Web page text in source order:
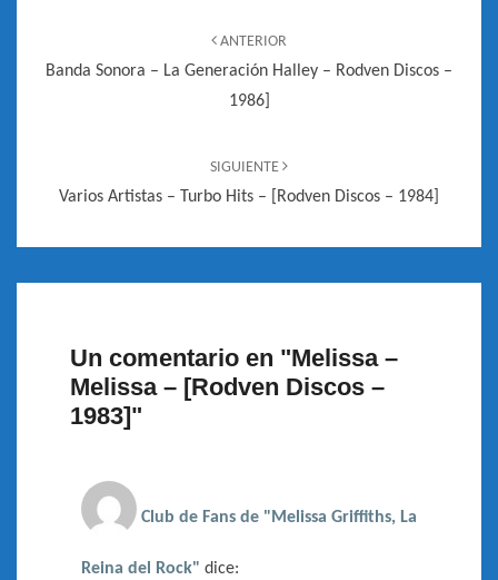
entradas
ANTERIOR
Banda Sonora – La Generación Halley – Rodven Discos –
1986]
SIGUIENTE
Varios Artistas – Turbo Hits – [Rodven Discos – 1984]
Un comentario en "Melissa –
Melissa – [Rodven Discos –
1983]"
Club de Fans de "Melissa Griffiths, La
Reina del Rock" dice: